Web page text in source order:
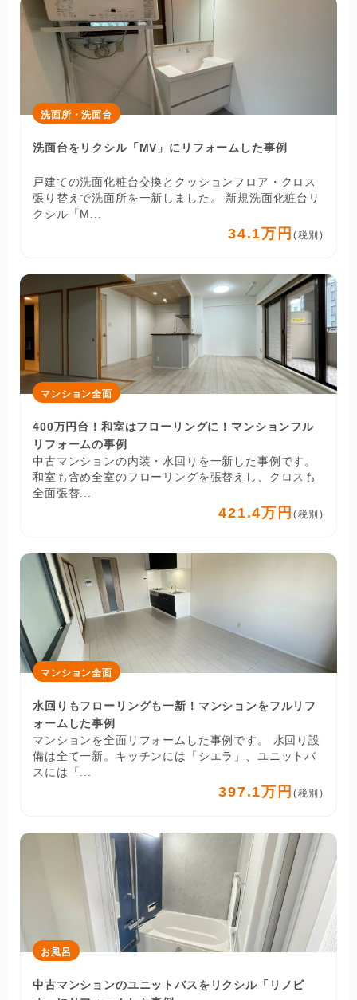
洗面所・洗面台
洗面台をリクシル「MV」にリフォームした事例
戸建ての洗面化粧台交換とクッションフロア・クロス
張り替えで洗面所を一新しました。 新規洗面化粧台リ
クシル「M...
34.1万円 (税別)
マンション全面
400万円台！和室はフローリングに！マンションフル
リフォームの事例
中古マンションの内装・水回りを一新した事例です。
和室も含め全室のフローリングを張替えし、クロスも
全面張替...
421.4万円 (税別)
マンション全面
水回りもフローリングも一新！マンションをフルリフ
ォームした事例
マンションを全面リフォームした事例です。 水回り設
備は全て一新。キッチンには「シエラ」、ユニットバ
スには「...
397.1万円 (税別)
お風呂
中古マンションのユニットバスをリクシル「リノビ